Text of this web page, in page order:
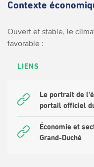
Contexte
Ouvert et stable, le
favorable :
LIENS
Le portrait de
portail officiel
Économie et
Grand-Duché